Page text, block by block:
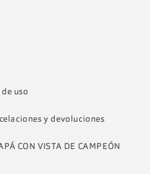
uso
y devoluciones
CON VISTA DE CAMPEÓN